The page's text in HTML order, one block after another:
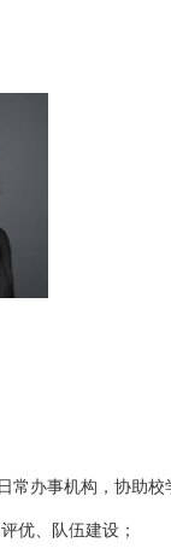
办事机构，协助校
优、队伍建设；